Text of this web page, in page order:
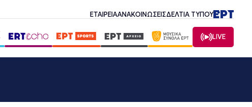
ΕΤΑΙΡΕΙΑΑΝΑΚΟΙΝΩΣΕΙΣΔΕΛΤΙΑ ΤΥΠΟΥ
LIVE